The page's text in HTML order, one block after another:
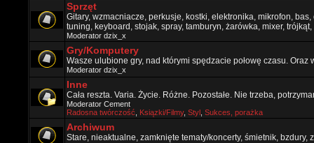
Sprzęt
Gitary, wzmacniacze, perkusje, kostki, elektronika, mikrofon,
tuning, keyboard, stojak, spray, tamburyn, żarówka, mixer, trójkąt,
Moderator dzix_x
Gry/Komputery
Wasze ulubione gry, nad którymi spędzacie połowę czasu.
Moderator dzix_x
Inne
Cała reszta. Varia. Życie. Różne. Pozostałe. Nie trzeba,
Moderator Cement
Radosna twórczość
Ksiązki/Filmy, Styl Sukces, porażka
Archiwum
Stare, nieaktualne, zamknięte tematy/koncerty, śmietnik, bzdury,